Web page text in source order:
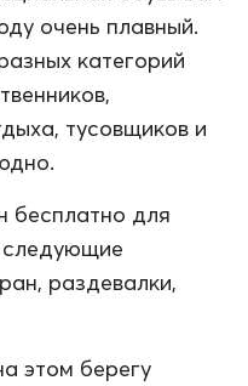
очень плавный.
категорий
тусовщиков и
для
следующие
раздевалки,
этом берегу